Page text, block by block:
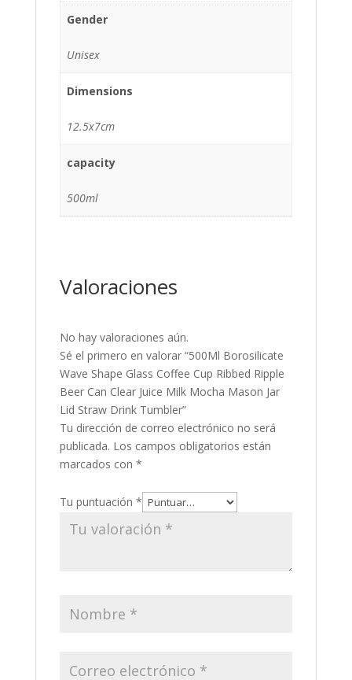
Gender
Unisex
Dimensions
12.5x7cm
capacity
500ml
Valoraciones
No hay valoraciones aún.
Sé el primero en valorar “500Ml Borosilicate
Wave Shape Glass Coffee Cup Ribbed Ripple
Beer Can Clear Juice Milk Mocha Mason Jar
Lid Straw Drink Tumbler”
Tu dirección de correo electrónico no será
publicada. Los campos obligatorios están
marcados con *
Tu puntuación *